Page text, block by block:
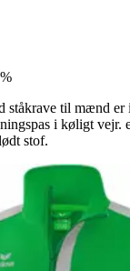
ståkrave til mænd er
i køligt vejr.
stof.